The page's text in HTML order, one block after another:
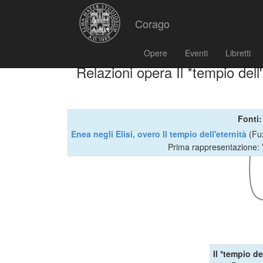
Corago
Opere Eventi Libretti
Relazioni opera Il *tempio
Fonti:
Enea negli Elisi, overo Il tempio dell'eternità
Prima
Il *tempio